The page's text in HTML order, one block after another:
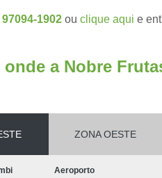
97094-1902 ou clique aqui e
onde a Nobre
ZONA OESTE
Aeroporto